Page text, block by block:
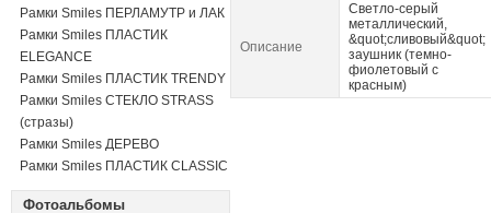
Рамки Smiles ПЕРЛАМУТР и ЛАК
Рамки Smiles ПЛАСТИК
ELEGANCE
Рамки Smiles ПЛАСТИК TRENDY
Рамки Smiles СТЕКЛО STRASS
(стразы)
Рамки Smiles ДЕРЕВО
Рамки Smiles ПЛАСТИК CLASSIC
Фотоальбомы
Описание
Светло-серый
металлический,
&quot;сливовый&quot;
заушник (темно-
фиолетовый с
красным)